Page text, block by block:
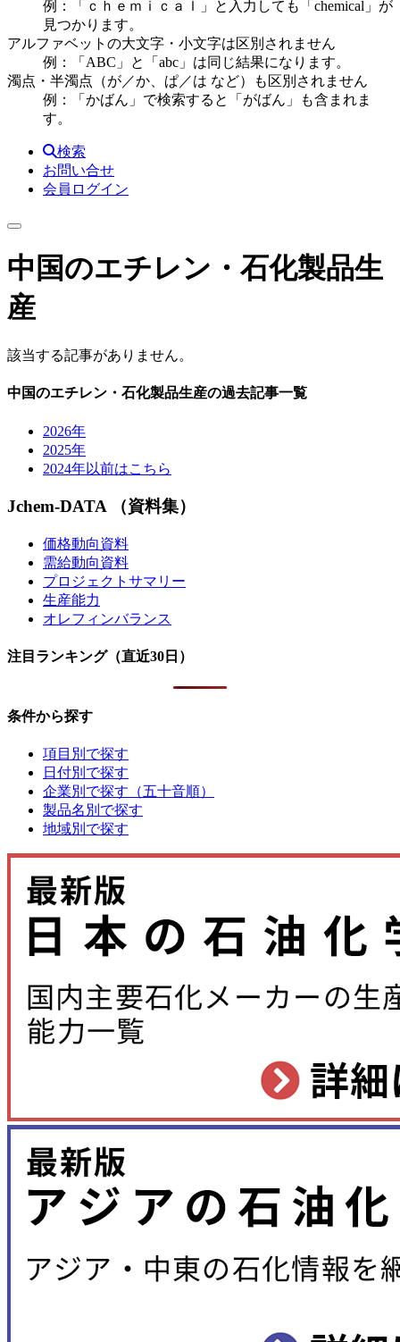
例：「ｃｈｅｍｉｃａｌ」と入力しても「chemical」が
見つかります。
アルファベットの大文字・小文字は区別されません
例：「ABC」と「abc」は同じ結果になります。
濁点・半濁点（が／か、ぱ／は など）も区別されません
例：「かばん」で検索すると「がばん」も含まれま
す。
検索
お問い合せ
会員ログイン
中国のエチレン・石化製品生
産
該当する記事がありません。
中国のエチレン・石化製品生産の過去記事一覧
2026年
2025年
2024年以前はこちら
Jchem-DATA （資料集）
価格動向資料
需給動向資料
プロジェクトサマリー
生産能力
オレフィンバランス
注目ランキング（直近30日）
条件から探す
項目別で探す
日付別で探す
企業別で探す（五十音順）
製品名別で探す
地域別で探す